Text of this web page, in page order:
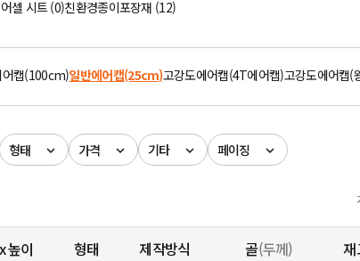
셀 시트 (0)친환경종이포장재 (12)
어캡(100cm)일반에어캡(25cm)고강도에어캡(4T에어캡)고강도에어캡(
형태 가격 기타 페이징
높이 형태 제작방식 골(두께) 재